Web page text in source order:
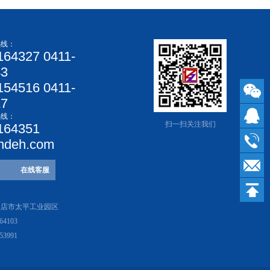
扫一扫关注我们
：
0411-
0411-
：
在线客服
市太平工业园区